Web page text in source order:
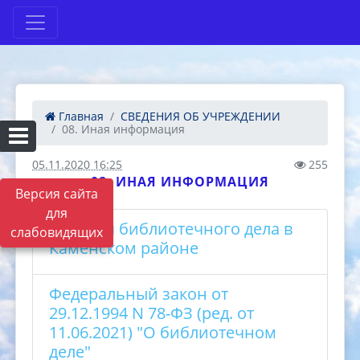
Версия сайта
для
слабовидящих
Главная
СВЕДЕНИЯ ОБ УЧРЕЖДЕНИИ
08. Иная информация
05.11.2020 16:25 255
08. ИНАЯ ИНФОРМАЦИЯ
История библиотечного дела в
Каменском районе
Федеральный закон от
29.12.1994 N 78-ФЗ (ред. от
11.06.2021) "О библиотечном
деле"